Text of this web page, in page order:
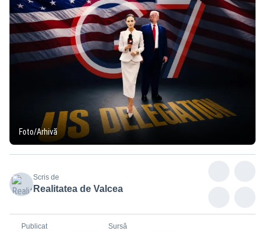
Foto/Arhivă
Scris de
Realitatea de Valcea
Publicat Sursă